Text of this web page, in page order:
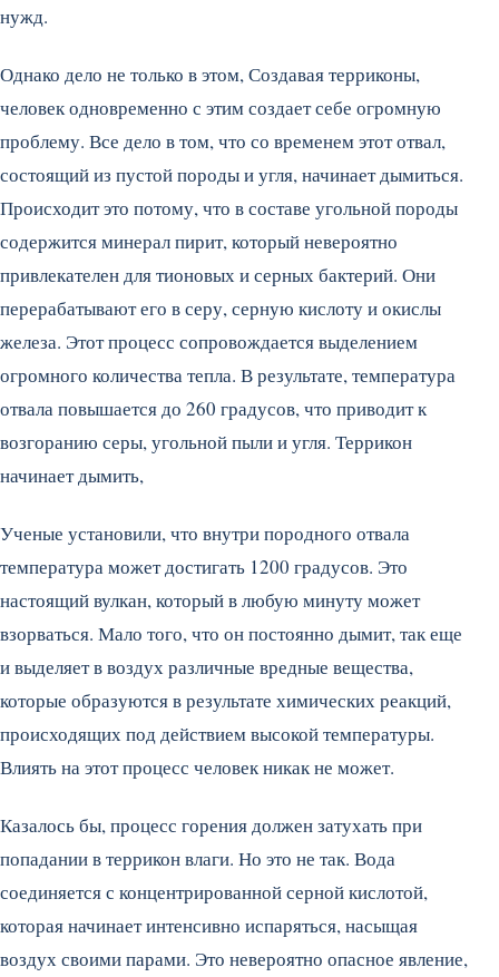
нужд.
Однако дело не только в этом, Создавая терриконы,
человек одновременно с этим создает себе огромную
проблему. Все дело в том, что со временем этот отвал,
состоящий из пустой породы и угля, начинает дымиться.
Происходит это потому, что в составе угольной породы
содержится минерал пирит, который невероятно
привлекателен для тионовых и серных бактерий. Они
перерабатывают его в серу, серную кислоту и окислы
железа. Этот процесс сопровождается выделением
огромного количества тепла. В результате, температура
отвала повышается до 260 градусов, что приводит к
возгоранию серы, угольной пыли и угля. Террикон
начинает дымить,
Ученые установили, что внутри породного отвала
температура может достигать 1200 градусов. Это
настоящий вулкан, который в любую минуту может
взорваться. Мало того, что он постоянно дымит, так еще
и выделяет в воздух различные вредные вещества,
которые образуются в результате химических реакций,
происходящих под действием высокой температуры.
Влиять на этот процесс человек никак не может.
Казалось бы, процесс горения должен затухать при
попадании в террикон влаги. Но это не так. Вода
соединяется с концентрированной серной кислотой,
которая начинает интенсивно испаряться, насыщая
воздух своими парами. Это невероятно опасное явление,